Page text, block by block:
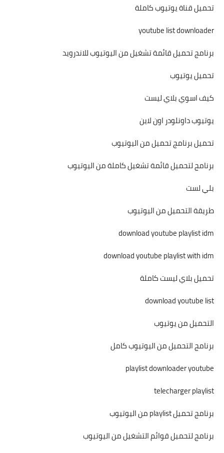
تحميل قناة يوتيوب كاملة
youtube list downloader
برنامج تحميل قائمة تشغيل من اليوتيوب للاندرويد
تحميل يوتيوب
كيف اسوي بلاي ليست
يوتيوب داونلودر اون لاين
تحميل برنامج تحميل من اليوتيوب
برنامج لتحميل قائمة تشغيل كاملة من اليوتيوب
بلي لست
طريقة التحميل من اليوتيوب
download youtube playlist idm
download youtube playlist with idm
تحميل بلاي ليست كاملة
download youtube list
التحميل من يوتيوب
برنامج التحميل من اليوتيوب كامل
playlist downloader youtube
telecharger playlist
برنامج تحميل playlist من اليوتيوب
برنامج لتحميل قوائم التشغيل من اليوتيوب